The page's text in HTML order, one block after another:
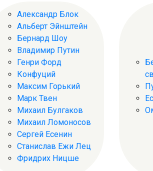
Александр Блок
Альберт Эйнштейн
Бернард Шоу
Владимир Путин
Генри Форд
Конфуций
Максим Горький
Марк Твен
Михаил Булгаков
Михаил Ломоносов
Сергей Есенин
Станислав Ежи Лец
Фридрих Ницше